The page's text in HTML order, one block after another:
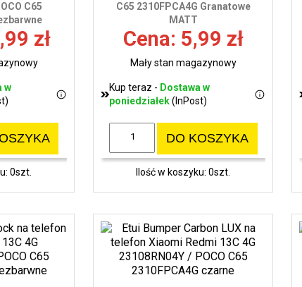
C65
zł
w
0szt.
C65 2310FPCA4G Granatowe
MATT
Cena: 5,99 zł
Mały stan magazynowy
Kup teraz - Dostawa w
poniedziałek(InPost)
DO KOSZYKA
Ilość w koszyku: 0szt.